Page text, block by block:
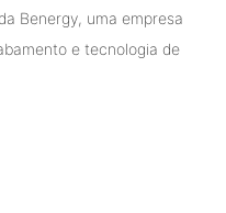
Benergy, uma empresa
e tecnologia de